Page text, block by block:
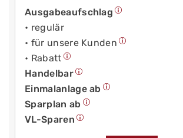
Ausgabeaufschlag
• regulär
• für unsere Kunden
• Rabatt
Handelbar
Einmalanlage ab
Sparplan ab
VL-Sparen